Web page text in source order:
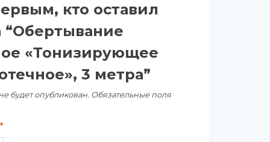
кто оставил
“Обертывание
«Тонизирующее
3 метра”
будет опубликован. Обязательные поля